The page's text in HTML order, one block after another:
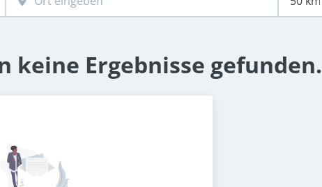
keine Ergebnisse gefunden.